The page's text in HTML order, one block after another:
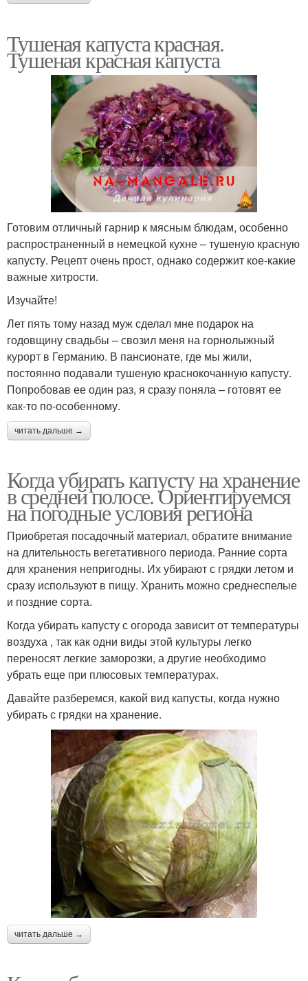
Тушеная капуста красная.
Тушеная красная капуста
Готовим отличный гарнир к мясным блюдам, особенно
распространенный в немецкой кухне – тушеную красную
капусту. Рецепт очень прост, однако содержит кое-какие
важные хитрости.
Изучайте!
Лет пять тому назад муж сделал мне подарок на
годовщину свадьбы – свозил меня на горнолыжный
курорт в Германию. В пансионате, где мы жили,
постоянно подавали тушеную краснокочанную капусту.
Попробовав ее один раз, я сразу поняла – готовят ее
как-то по-особенному.
читать дальше →
Когда убирать капусту на хранение
в средней полосе. Ориентируемся
на погодные условия региона
Приобретая посадочный материал, обратите внимание
на длительность вегетативного периода. Ранние сорта
для хранения непригодны. Их убирают с грядки летом и
сразу используют в пищу. Хранить можно среднеспелые
и поздние сорта.
Когда убирать капусту с огорода зависит от температуры
воздуха , так как одни виды этой культуры легко
переносят легкие заморозки, а другие необходимо
убрать еще при плюсовых температурах.
Давайте разберемся, какой вид капусты, когда нужно
убирать с грядки на хранение.
читать дальше →